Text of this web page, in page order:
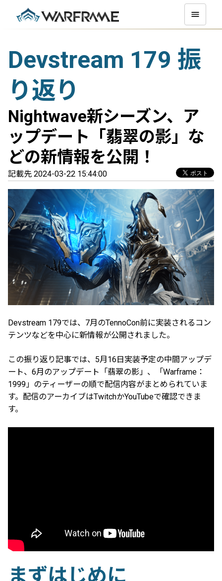
Devstream 179 振
り返り
Nightwave新シーズン、ア
ップデート「翡翠の影」な
どの新情報を公開！
記載先 2024-03-22 15:44:00
Devstream 179では、7月のTennoCon前に実装されるコン
テンツなどを中心に新情報が公開されました。
この振り返り記事では、5月16日実装予定の中間アップデ
ート、6月のアップデート「翡翠の影」、「Warframe：
1999」のティーザーの順で配信内容がまとめられていま
す。配信のアーカイブはTwitchかYouTubeで確認できま
す。
まずはじめに